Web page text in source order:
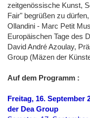
zeitgenössische Kunst,
Fair" begrüßen zu
Ollandini - Marc Petit
Europäischen Tage des
David André Azoulay,
Group (Mäzen der
Auf dem Programm :
Freitag, 16. September
der Dea Group